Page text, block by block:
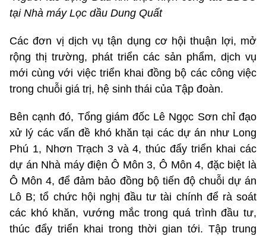
tại Nhà máy Lọc dầu Dung Quất
Các đơn vị dịch vụ tận dụng cơ hội thuận lợi, mở
rộng thị trường, phát triển các sản phẩm, dịch vụ
mới cùng với việc triển khai đồng bộ các công việc
trong chuỗi giá trị, hệ sinh thái của Tập đoàn.
Bên cạnh đó, Tổng giám đốc Lê Ngọc Sơn chỉ đạo
xử lý các vấn đề khó khăn tại các dự án như Long
Phú 1, Nhơn Trạch 3 và 4, thúc đẩy triển khai các
dự án Nhà máy điện Ô Môn 3, Ô Môn 4, đặc biệt là
Ô Môn 4, để đảm bảo đồng bộ tiến độ chuỗi dự án
Lô B; tổ chức hội nghị đầu tư tài chính để rà soát
các khó khăn, vướng mắc trong quá trình đầu tư,
thúc đẩy triển khai trong thời gian tới. Tập trung